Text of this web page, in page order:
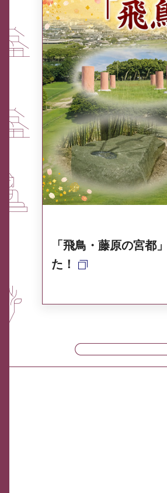
「飛鳥・藤原の宮都
た！
中東情勢や原油価格上昇の影響
を受ける中小企業向け相談窓口
について
ふるさと納税なら、奈良